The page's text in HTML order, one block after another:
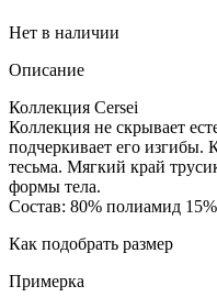
Нет в наличии
Описание
Коллекция Cersei
Коллекция не скрывает
подчеркивает его изгибы.
тесьма. Mягкий край
формы тела.
Состав: 80% полиамид
Как подобрать размер
Примерка